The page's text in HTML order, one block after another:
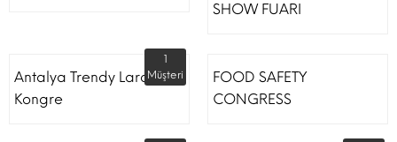
SHOW FUARI
Antalya Trendy Lara Otel
Kongre
1
Müşteri
FOOD SAFETY
CONGRESS